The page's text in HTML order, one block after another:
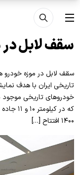
رفتن به محتوای اصلی
منو
سقف لابل
سقف لابل در موزه خودرو
تاریخی ایران با هدف
که در
۱۴۰۰ افتتاح […]